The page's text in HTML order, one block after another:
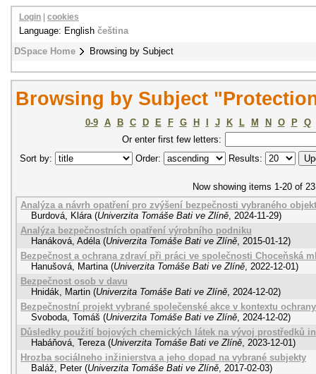
DSpace Home Browsing by Subject
Login cookies
Language: English čeština
Browsing by Subject
0-9 A B C D E F G H J K L M N O P
Q
Or enter first few letters:
Sort by:
Order: Results:
Now showing items 1-20 of 23
Analýza a návrh opatření pro zvýšení bezpečnosti vybraného
Burdová, Klára (Univerzita Tomáše Bati ve Zlíně, 2024-11-29)
Analýza bezpečnostních opatření výrobního podniku
Hanáková, Adéla (Univerzita Tomáše Bati ve Zlíně, 2015-01-12)
Bezpečnost a ochrana zdraví při práci ve společnosti Choceňská
Hanušová, Martina (Univerzita Tomáše Bati ve Zlíně, 2022-12-01)
Bezpečnost osob v davu
Hnidák, Martin (Univerzita Tomáše Bati ve Zlíně, 2024-12-02)
Bezpečnostní projekt vybrané společenské akce v kontextu
Svoboda, Tomáš (Univerzita Tomáše Bati ve Zlíně, 2024-12-02)
Důsledky použití bojových chemických látek na vývoj prostředků
Habáňová, Tereza (Univerzita Tomáše Bati ve Zlíně, 2023-12-01)
Hrozba sociálneho inžinierstva a jeho dopad na vybrané subjekty
Baláž, Peter (Univerzita Tomáše Bati ve Zlíně, 2017-02-03)